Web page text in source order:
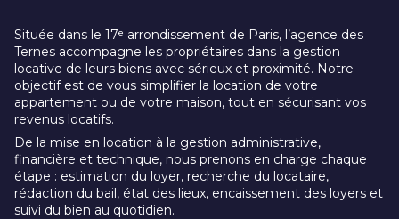
Située dans le 17ᵉ arrondissement de Paris, l’agence des
Ternes accompagne les propriétaires dans la gestion
locative de leurs biens avec sérieux et proximité. Notre
objectif est de vous simplifier la location de votre
appartement ou de votre maison, tout en sécurisant vos
revenus locatifs.
De la mise en location à la gestion administrative,
financière et technique, nous prenons en charge chaque
étape : estimation du loyer, recherche du locataire,
rédaction du bail, état des lieux, encaissement des loyers et
suivi du bien au quotidien.